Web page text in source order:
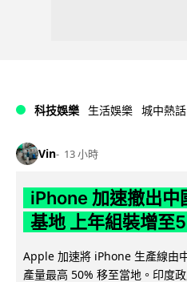
科技娛樂 生活娛樂 城中熱話
Vin 13 小時
iPhone 加速撤出中
基地 上年組裝增至
Apple 加速將 iPhone 生產線由
產量最高 50% 移至當地。印度